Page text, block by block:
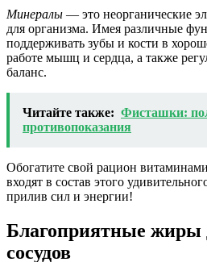
Минералы — это неорганические
для организма. Имея различные
поддерживать зубы и кости в
работе мышц и сердца, а также
баланс.
Читайте также: Фисташки:
противопоказания
Обогатите свой рацион
входят в состав этого
прилив сил и энергии!
Благоприятные жиры
сосудов